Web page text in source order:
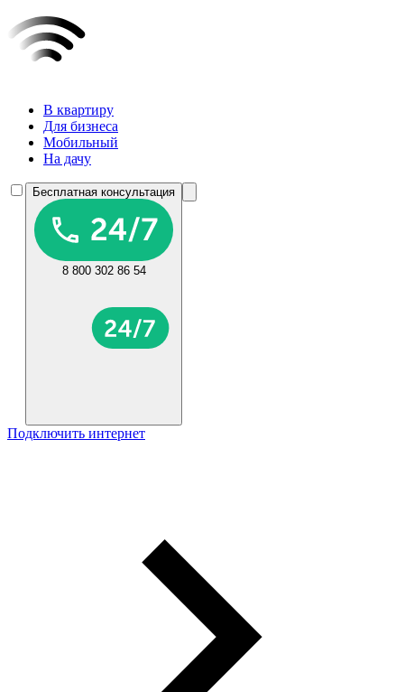
В квартиру
Для бизнеса
Мобильный
На дачу
Бесплатная консультация
8 800 302 86 54
Подключить интернет